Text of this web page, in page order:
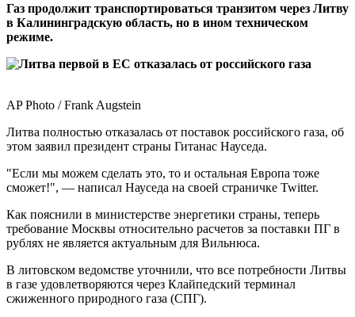
Газ продолжит транспортироваться транзитом через Литву
в Калининградскую область, но в ином техническом
режиме.
AP Photo / Frank Augstein
Литва полностью отказалась от поставок российского газа, об
этом заявил президент страны Гитанас Науседа.
"Если мы можем сделать это, то и остальная Европа тоже
сможет!", — написал Науседа на своей страничке Twitter.
Как пояснили в министерстве энергетики страны, теперь
требование Москвы относительно расчетов за поставки ПГ в
рублях не является актуальным для Вильнюса.
В литовском ведомстве уточнили, что все потребности Литвы
в газе удовлетворяются через Клайпедский терминал
сжиженного природного газа (СПГ).